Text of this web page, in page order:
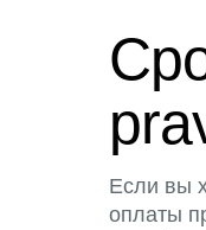
Если вы
оплаты